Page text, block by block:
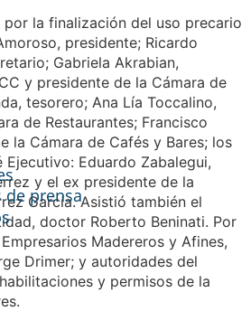
de prensa
la finalización del uso precario
presidente; Ricardo
Gabriela Akrabian,
y presidente de la Cámara de
tesorero; Ana Lía Toccalino,
de Restaurantes; Francisco
la Cámara de Cafés y Bares; los
Eduardo Zabalegui,
y el ex presidente de la
García. Asistió también el
doctor Roberto Beninati. Por
Madereros y Afines,
Drimer; y autoridades del
y permisos de la